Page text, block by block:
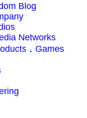
Blog
Networks
，Games